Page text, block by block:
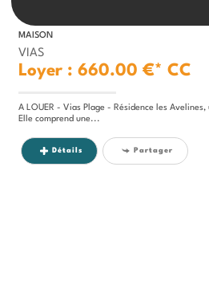
MAISON
VIAS
Loyer : 660.00 €* CC
Elle comprend une...
Détails Partager